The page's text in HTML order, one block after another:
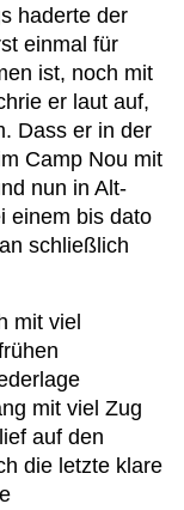
haderte der
einmal für
ist, noch mit
er laut auf,
Dass er in der
Camp Nou mit
nun in Alt-
einem bis dato
schließlich
mit viel
mit viel Zug
auf den
die letzte klare